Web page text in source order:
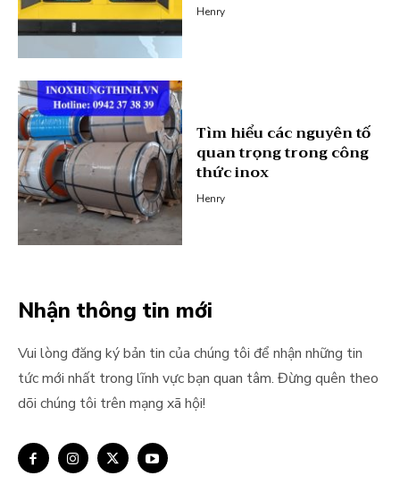
Henry
Tìm hiểu các nguyên tố
quan trọng trong công
thức inox
Henry
Nhận thông tin mới
Vui lòng đăng ký bản tin của chúng tôi để nhận những tin
tức mới nhất trong lĩnh vực bạn quan tâm. Đừng quên theo
dõi chúng tôi trên mạng xã hội!